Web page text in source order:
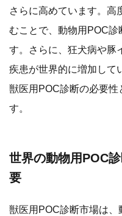
さらに高めています。高
むことで、動物用POC診
す。さらに、狂犬病や豚
疾患が世界的に増加して
獣医用POC診断の必要性
す。
世界の動物用POC
要
獣医用POC診断市場は